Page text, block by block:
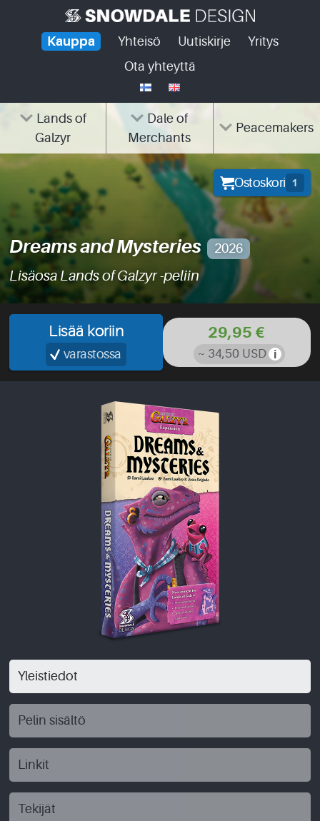
content Kauppa Yhteisö Uutiskirje
Yritys
Ota yhteyttä
Lands of
Galzyr
Dale of
Merchants
Peacemakers
Ostoskori 1
Dreams and Mysteries 2026
Lisäosa Lands of Galzyr -peliin
Lisää koriin
varastossa
29,95 €
~ 34,50 USD
Yleistiedot
Pelin sisältö
Linkit
Tekijät